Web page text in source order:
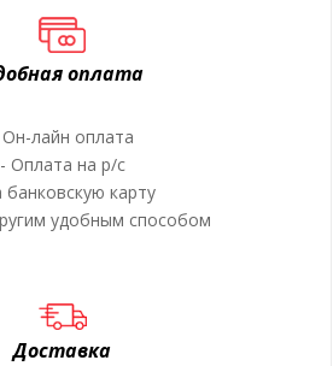
оплата
лайн оплата
- Оплата на р/c
банковскую карту
удобным способом
Доставка